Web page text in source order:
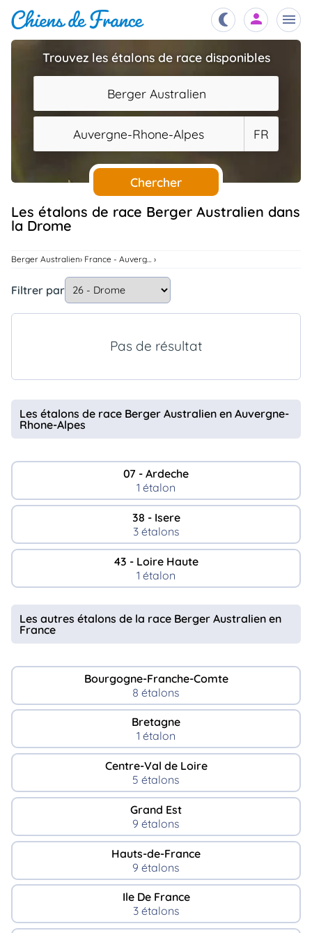
Chiots
Éleveurs
Étalons
Chiens
Services
Assurances
Trouvez les étalons de race disponibles
Berger Australien
Auvergne-Rhone-Alpes FR
Chercher
Les étalons de race Berger Australien dans
la Drome
Berger Australien France - Auvergne-Rhone-Alpes
Filtrer par
Pas de résultat
Les étalons de race Berger Australien en Auvergne-
Rhone-Alpes
07 - Ardeche
1 étalon
38 - Isere
3 étalons
43 - Loire Haute
1 étalon
Les autres étalons de la race Berger Australien en
France
Bourgogne-Franche-Comte
8 étalons
Bretagne
1 étalon
Centre-Val de Loire
5 étalons
Grand Est
9 étalons
Hauts-de-France
9 étalons
Ile De France
3 étalons